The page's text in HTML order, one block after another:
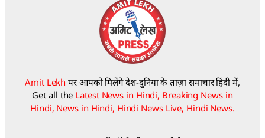
Amit Lekh पर आपको मिलेंगे देश-दुनिया के ताज़ा समाचार हिंदी में,
Get all the Latest News in Hindi, Breaking News in
Hindi, News in Hindi, Hindi News Live, Hindi News.